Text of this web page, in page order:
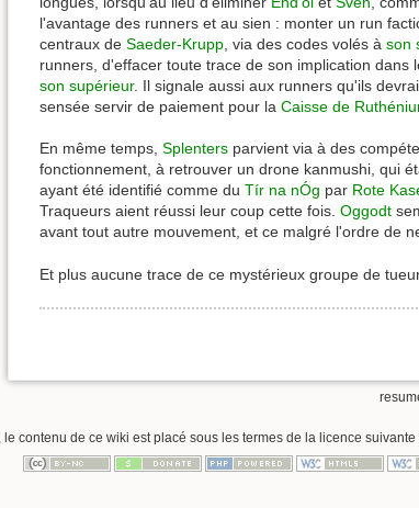
l'avantage des runners et au sien : monter un run
centraux de Saeder-Krupp , via des codes volés à son
runners, d'effacer toute trace de son implication dans
son supérieur. Il signale aussi aux runners qu'ils
sensée servir de paiement pour la Caisse de
En même temps, Splenters parvient via à des
fonctionnement, à retrouver un drone kanmushi, qui
ayant été identifié comme du Tír na nÓg par Rote
Traqueurs aient réussi leur coup cette fois. Oggodt
avant tout autre mouvement, et ce malgré l'ordre de
Et plus aucune trace de ce mystérieux groupe de
contenu de ce wiki est placé sous les termes de la licence suivante